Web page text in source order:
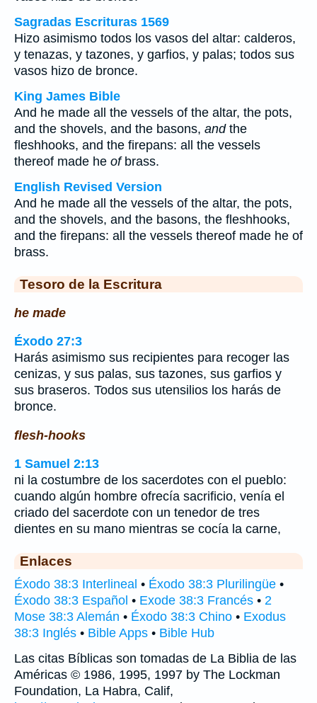
Sagradas Escrituras 1569
Hizo asimismo todos los vasos del altar: calderos,
y tenazas, y tazones, y garfios, y palas; todos sus
vasos hizo de bronce.
King James Bible
And he made all the vessels of the altar, the pots,
and the shovels, and the basons, andthe
fleshhooks, and the firepans: all the vessels
thereof made he ofbrass.
English Revised Version
And he made all the vessels of the altar, the pots,
and the shovels, and the basons, the fleshhooks,
and the firepans: all the vessels thereof made he of
brass.
Tesoro de la Escritura
he made
Éxodo 27:3
Harás asimismo sus recipientes para recoger las
cenizas, y sus palas, sus tazones, sus garfios y
sus braseros. Todos sus utensilios los harás de
bronce.
flesh-hooks
1 Samuel 2:13
ni la costumbre de los sacerdotes con el pueblo:
cuando algún hombre ofrecía sacrificio, venía el
criado del sacerdote con un tenedor de tres
dientes en su mano mientras se cocía la carne,
Enlaces
Éxodo 38:3 Interlineal • Éxodo 38:3 Plurilingüe •
Éxodo 38:3 Español • Exode 38:3 Francés • 2
Mose 38:3 Alemán • Éxodo 38:3 Chino • Exodus
38:3 Inglés • Bible Apps • Bible Hub
Las citas Bíblicas son tomadas de La Biblia de las
Américas © 1986, 1995, 1997 by The Lockman
Foundation, La Habra, Calif,